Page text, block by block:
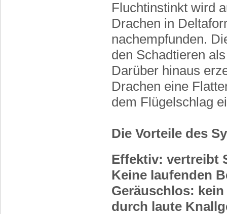
Fluchtinstinkt wird
Drachen in
nachempfunden.
den Schadtieren
Darüber hinaus
Drachen eine
dem Flügelschlag
Die Vorteile des
Effektiv: vertreibt
Keine laufenden
Geräuschlos:
durch laute